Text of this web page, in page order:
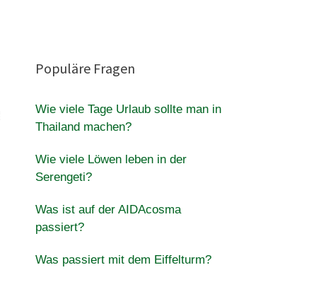
Populäre Fragen
Wie viele Tage Urlaub sollte man in
Thailand machen?
Wie viele Löwen leben in der
Serengeti?
Was ist auf der AIDAcosma
passiert?
Was passiert mit dem Eiffelturm?